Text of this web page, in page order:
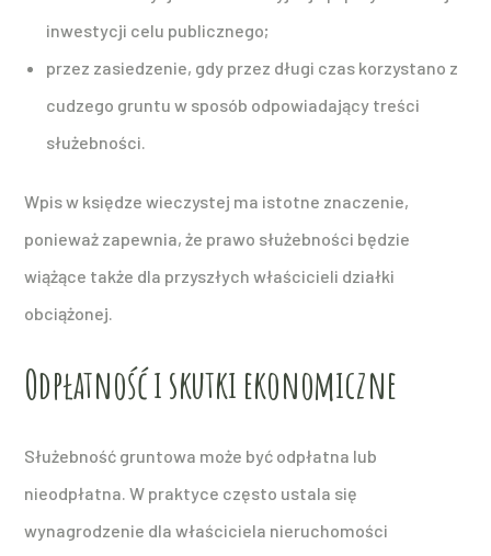
inwestycji celu publicznego;
przez zasiedzenie, gdy przez długi czas korzystano z
cudzego gruntu w sposób odpowiadający treści
służebności.
Wpis w księdze wieczystej ma istotne znaczenie,
ponieważ zapewnia, że prawo służebności będzie
wiążące także dla przyszłych właścicieli działki
obciążonej.
Odpłatność i skutki ekonomiczne
Służebność gruntowa może być odpłatna lub
nieodpłatna. W praktyce często ustala się
wynagrodzenie dla właściciela nieruchomości